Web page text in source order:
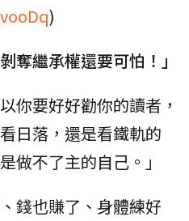
)
剝奪繼承權還要可怕！」
你要好好勸你的讀者，
日落，還是看鐵軌的
做不了主的自己。」
錢也賺了、身體練好